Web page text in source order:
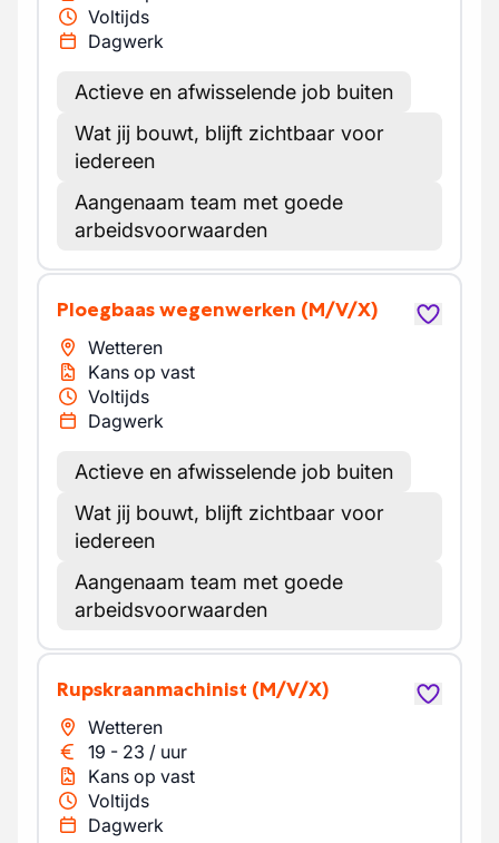
Voltijds
Dagwerk
Actieve en afwisselende job buiten
Wat jij bouwt, blijft zichtbaar voor
iedereen
Aangenaam team met goede
arbeidsvoorwaarden
Ploegbaas wegenwerken (M/V/X)
Wetteren
Kans op vast
Voltijds
Dagwerk
Actieve en afwisselende job buiten
Wat jij bouwt, blijft zichtbaar voor
iedereen
Aangenaam team met goede
arbeidsvoorwaarden
Rupskraanmachinist (M/V/X)
Wetteren
19 - 23 / uur
Kans op vast
Voltijds
Dagwerk